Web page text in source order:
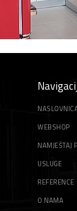
WEBSHOP
NAMJEŠTAJ
USLUGE
REFERENCE
O NAMA